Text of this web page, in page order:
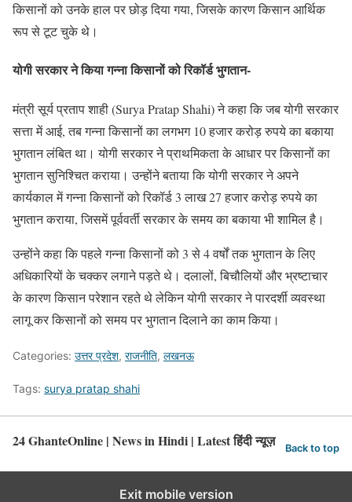
किसानों को उनके हाल पर छोड़ दिया गया, जिसके कारण किसान आर्थिक
रूप से टूट चुके थे।
योगी सरकार ने किया गन्ना किसानों को रिकॉर्ड भुगतान-
मंत्री सूर्य प्रताप शाही (Surya Pratap Shahi) ने कहा कि जब योगी सरकार
सत्ता में आई, तब गन्ना किसानों का लगभग 10 हजार करोड़ रुपये का बकाया
भुगतान लंबित था। योगी सरकार ने प्राथमिकता के आधार पर किसानों का
भुगतान सुनिश्चित कराया। उन्होंने बताया कि योगी सरकार ने अपने
कार्यकाल में गन्ना किसानों को रिकॉर्ड 3 लाख 27 हजार करोड़ रुपये का
भुगतान कराया, जिसमें पूर्ववर्ती सरकार के समय का बकाया भी शामिल है।
उन्होंने कहा कि पहले गन्ना किसानों को 3 से 4 वर्षों तक भुगतान के लिए
अधिकारियों के चक्कर लगाने पड़ते थे। दलालों, बिचौलियों और भ्रष्टाचार
के कारण किसान परेशान रहते थे लेकिन योगी सरकार ने पारदर्शी व्यवस्था
लागू कर किसानों को समय पर भुगतान दिलाने का काम किया।
Categories: उत्तर प्रदेश, राजनीति, लखनऊ
Tags: surya pratap shahi
24 GhanteOnline | News in Hindi | Latest हिंदी न्यूज़ Back to top
Exit mobile version